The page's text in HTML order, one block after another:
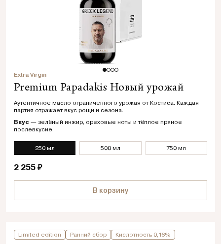
Extra Virgin
Premium Papadakis Новый урожай
Аутентичное масло ограниченного урожая от Костиса. Каждая
партия отражает вкус рощи и сезона.
Вкус — зелёный инжир, ореховые ноты и тёплое пряное
послевкусие.
250 мл 500 мл 750 мл
2 255 ₽
В корзину
Limited edition Ранний сбор Кислотность 0,16%